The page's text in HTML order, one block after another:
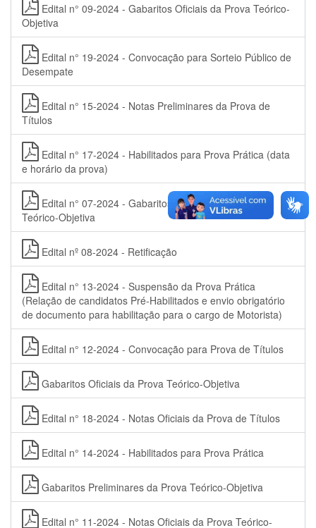
Edital n° 09-2024 - Gabaritos Oficiais da Prova Teórico-
Objetiva
Edital n° 19-2024 - Convocação para Sorteio Público de
Desempate
Edital n° 15-2024 - Notas Preliminares da Prova de
Títulos
Edital n° 17-2024 - Habilitados para Prova Prática (data
e horário da prova)
Edital n° 07-2024 - Gabaritos Preliminares da Prova
Teórico-Objetiva
Edital nº 08-2024 - Retificação
Edital n° 13-2024 - Suspensão da Prova Prática
(Relação de candidatos Pré-Habilitados e envio obrigatório
de documento para habilitação para o cargo de Motorista)
Edital n° 12-2024 - Convocação para Prova de Títulos
Gabaritos Oficiais da Prova Teórico-Objetiva
Edital n° 18-2024 - Notas Oficiais da Prova de Títulos
Edital n° 14-2024 - Habilitados para Prova Prática
Gabaritos Preliminares da Prova Teórico-Objetiva
Edital n° 11-2024 - Notas Oficiais da Prova Teórico-